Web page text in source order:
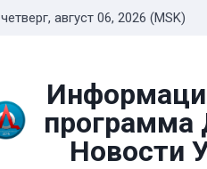
четверг, август 06, 2026 (MSK)
программа
Новости